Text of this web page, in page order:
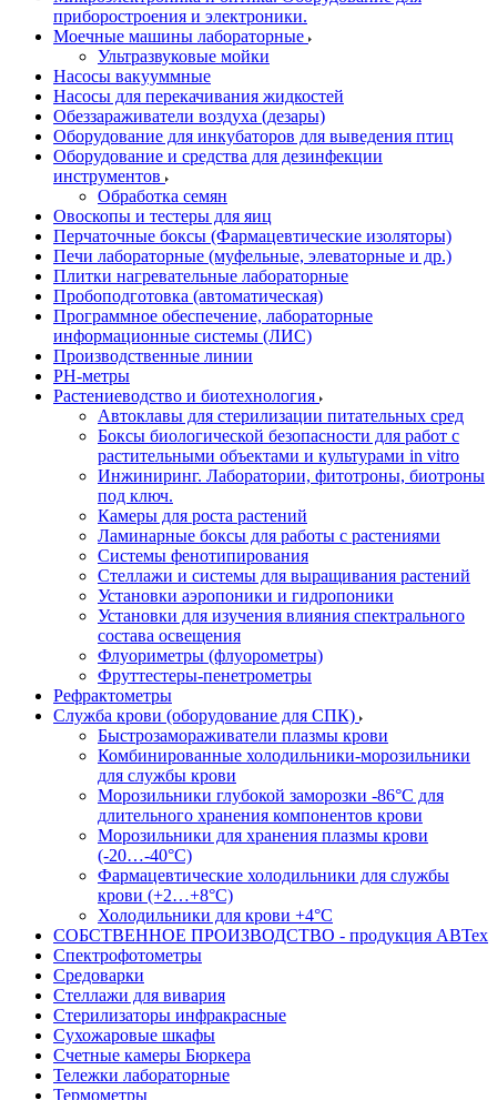
приборостроения и электроники.
Моечные машины лабораторные
Ультразвуковые мойки
Насосы вакууммные
Насосы для перекачивания жидкостей
Обеззараживатели воздуха (дезары)
Оборудование для инкубаторов для выведения птиц
Оборудование и средства для дезинфекции
инструментов
Обработка семян
Овоскопы и тестеры для яиц
Перчаточные боксы (Фармацевтические изоляторы)
Печи лабораторные (муфельные, элеваторные и др.)
Плитки нагревательные лабораторные
Пробоподготовка (автоматическая)
Программное обеспечение, лабораторные
информационные системы (ЛИС)
Производственные линии
РH-метры
Растениеводство и биотехнология
Автоклавы для стерилизации питательных сред
Боксы биологической безопасности для работ с
растительными объектами и культурами in vitro
Инжиниринг. Лаборатории, фитотроны, биотроны
под ключ.
Камеры для роста растений
Ламинарные боксы для работы с растениями
Системы фенотипирования
Стеллажи и системы для выращивания растений
Установки аэропоники и гидропоники
Установки для изучения влияния спектрального
состава освещения
Флуориметры (флуорометры)
Фруттестеры-пенетрометры
Рефрактометры
Служба крови (оборудование для СПК)
Быстрозамораживатели плазмы крови
Комбинированные холодильники-морозильники
для службы крови
Морозильники глубокой заморозки -86°С для
длительного хранения компонентов крови
Морозильники для хранения плазмы крови
(-20…-40°С)
Фармацевтические холодильники для службы
крови (+2…+8°С)
Холодильники для крови +4°С
СОБСТВЕННОЕ ПРОИЗВОДСТВО - продукция АВТех
Спектрофотометры
Средоварки
Стеллажи для вивария
Стерилизаторы инфракрасные
Сухожаровые шкафы
Счетные камеры Бюркера
Тележки лабораторные
Термометры